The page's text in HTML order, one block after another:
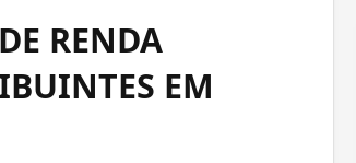
RENDA
EM